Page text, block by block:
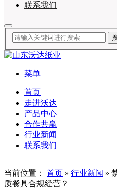
联系我们
菜单
首页
走进沃达
产品中心
合作共赢
行业新闻
联系我们
当前位置： 首页 » 行业新闻 »
质餐具合规经营？